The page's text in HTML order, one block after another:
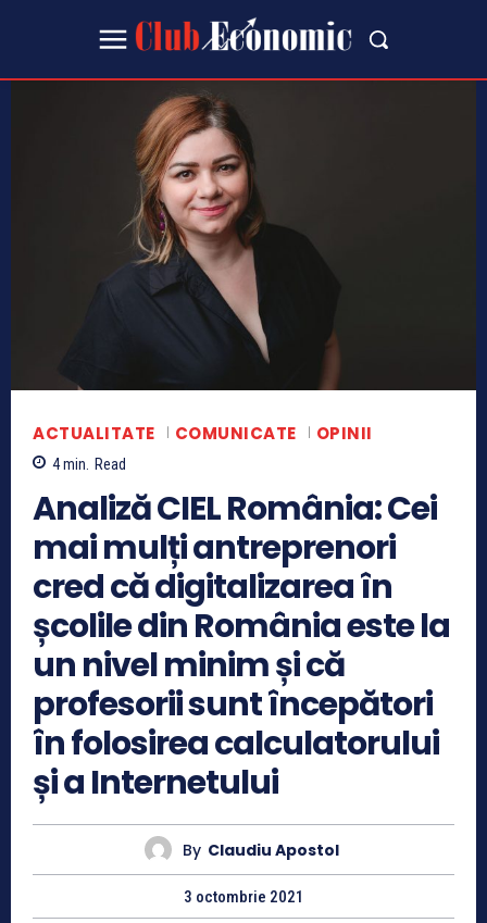
ACTUALITATE COMUNICATE OPINII
4min. Read
Analiză CIEL România: Cei
mai mulți antreprenori
cred că digitalizarea în
școlile din România este la
un nivel minim și că
profesorii sunt începători
în folosirea calculatorului
și a Internetului
By Claudiu Apostol
3 octombrie 2021